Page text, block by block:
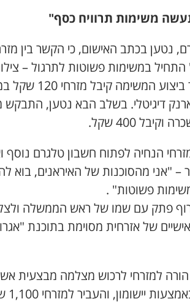
משימות תרוויח כסף"
נטען בכתב האישום, כי הקשר בין
במשימות פשוטות לתרגול –
שלט רחוב בחיפה, ועבור ביצוע
דיגיטלי. בשלב הבא נטען, התבקש
400 שקל.
הנחיה לפתוח חשבון טלגרם נוסף
– "אני מהסוכנות של האיראנים, בוא
פשוטות" .
פתק עם שמו של ראש הממשלה
של אזרחית מסוימת בתוכנת
הורה למזרחי לרכוש מצלמה מבצעית
יישומון, והעביר למזרחי 1,100 שקל.